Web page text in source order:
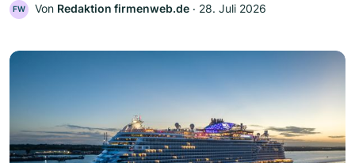
FW Von Redaktion firmenweb.de ‧ 28. Juli 2026